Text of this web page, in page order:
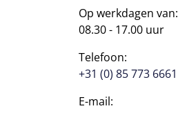
Op werkdagen van:
08.30 - 17.00 uur
Telefoon:
+31 (0) 85 773 6661
E-mail: